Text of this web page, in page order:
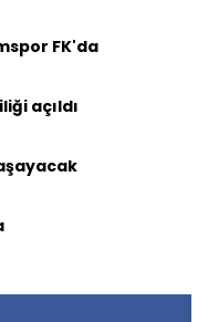
FK'da
açıldı